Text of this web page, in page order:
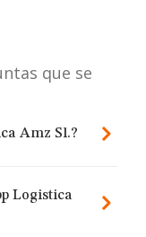
que se
Amz Sl.?
Logistica